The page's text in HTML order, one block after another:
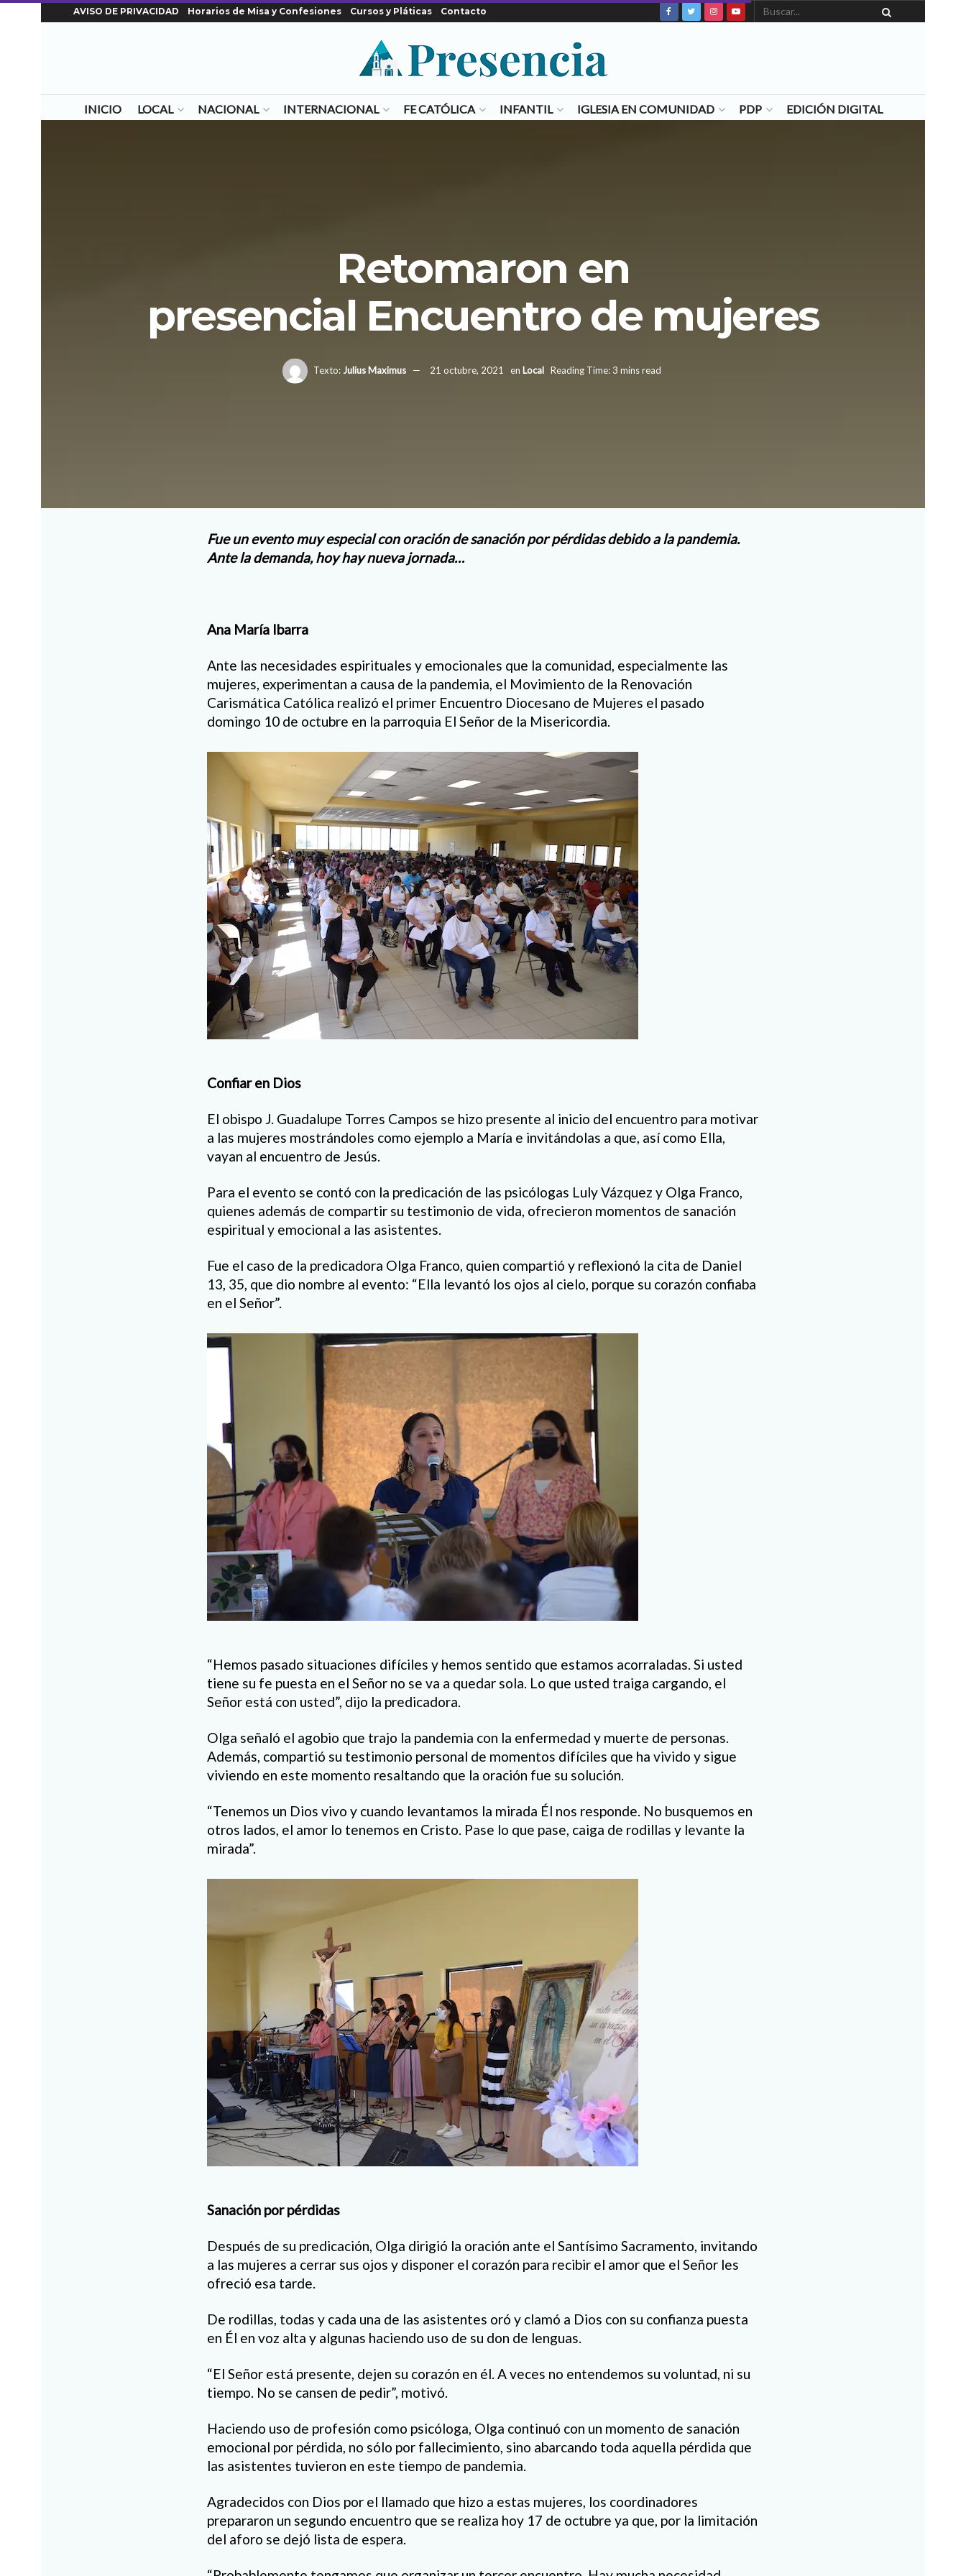
AVISO DE PRIVACIDAD Horarios de Misa y Confesiones Cursos y Pláticas Contacto
INICIO LOCAL NACIONAL INTERNACIONAL FE CATÓLICA INFANTIL IGLESIA EN COMUNIDAD PDP EDICIÓN DIGITAL
Retomaron en
presencial Encuentro de mujeres
Texto: Julius Maximus 21 octubre, 2021 en Local Reading Time: 3 mins read
Fue un evento muy especial con oración de sanación por pérdidas debido a la pandemia.
Ante la demanda, hoy hay nueva jornada…
Ana María Ibarra
Ante las necesidades espirituales y emocionales que la comunidad, especialmente las
mujeres, experimentan a causa de la pandemia, el Movimiento de la Renovación
Carismática Católica realizó el primer Encuentro Diocesano de Mujeres el pasado
domingo 10 de octubre en la parroquia El Señor de la Misericordia.
Confiar en Dios
El obispo J. Guadalupe Torres Campos se hizo presente al inicio del encuentro para motivar
a las mujeres mostrándoles como ejemplo a María e invitándolas a que, así como Ella,
vayan al encuentro de Jesús.
Para el evento se contó con la predicación de las psicólogas Luly Vázquez y Olga Franco,
quienes además de compartir su testimonio de vida, ofrecieron momentos de sanación
espiritual y emocional a las asistentes.
Fue el caso de la predicadora Olga Franco, quien compartió y reflexionó la cita de Daniel
13, 35, que dio nombre al evento: “Ella levantó los ojos al cielo, porque su corazón confiaba
en el Señor”.
“Hemos pasado situaciones difíciles y hemos sentido que estamos acorraladas. Si usted
tiene su fe puesta en el Señor no se va a quedar sola. Lo que usted traiga cargando, el
Señor está con usted”, dijo la predicadora.
Olga señaló el agobio que trajo la pandemia con la enfermedad y muerte de personas.
Además, compartió su testimonio personal de momentos difíciles que ha vivido y sigue
viviendo en este momento resaltando que la oración fue su solución.
“Tenemos un Dios vivo y cuando levantamos la mirada Él nos responde. No busquemos en
otros lados, el amor lo tenemos en Cristo. Pase lo que pase, caiga de rodillas y levante la
mirada”.
Sanación por pérdidas
Después de su predicación, Olga dirigió la oración ante el Santísimo Sacramento, invitando
a las mujeres a cerrar sus ojos y disponer el corazón para recibir el amor que el Señor les
ofreció esa tarde.
De rodillas, todas y cada una de las asistentes oró y clamó a Dios con su confianza puesta
en Él en voz alta y algunas haciendo uso de su don de lenguas.
“El Señor está presente, dejen su corazón en él. A veces no entendemos su voluntad, ni su
tiempo. No se cansen de pedir”, motivó.
Haciendo uso de profesión como psicóloga, Olga continuó con un momento de sanación
emocional por pérdida, no sólo por fallecimiento, sino abarcando toda aquella pérdida que
las asistentes tuvieron en este tiempo de pandemia.
Agradecidos con Dios por el llamado que hizo a estas mujeres, los coordinadores
prepararon un segundo encuentro que se realiza hoy 17 de octubre ya que, por la limitación
del aforo se dejó lista de espera.